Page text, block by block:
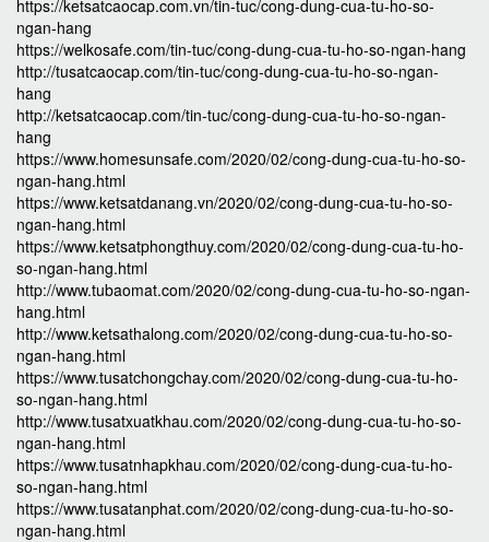
https://ketsatcaocap.com.vn/tin-tuc/cong-dung-cua-tu-ho-so-
ngan-hang
https://welkosafe.com/tin-tuc/cong-dung-cua-tu-ho-so-ngan-hang
http://tusatcaocap.com/tin-tuc/cong-dung-cua-tu-ho-so-ngan-
hang
http://ketsatcaocap.com/tin-tuc/cong-dung-cua-tu-ho-so-ngan-
hang
https://www.homesunsafe.com/2020/02/cong-dung-cua-tu-ho-so-
ngan-hang.html
https://www.ketsatdanang.vn/2020/02/cong-dung-cua-tu-ho-so-
ngan-hang.html
https://www.ketsatphongthuy.com/2020/02/cong-dung-cua-tu-ho-
so-ngan-hang.html
http://www.tubaomat.com/2020/02/cong-dung-cua-tu-ho-so-ngan-
hang.html
http://www.ketsathalong.com/2020/02/cong-dung-cua-tu-ho-so-
ngan-hang.html
https://www.tusatchongchay.com/2020/02/cong-dung-cua-tu-ho-
so-ngan-hang.html
http://www.tusatxuatkhau.com/2020/02/cong-dung-cua-tu-ho-so-
ngan-hang.html
https://www.tusatnhapkhau.com/2020/02/cong-dung-cua-tu-ho-
so-ngan-hang.html
https://www.tusatanphat.com/2020/02/cong-dung-cua-tu-ho-so-
ngan-hang.html